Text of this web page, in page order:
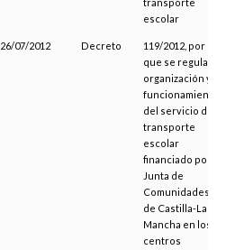
transporte
escolar
26/07/2012 Decreto
119/2012, por el
que se regula la
organización y
funcionamiento
del servicio de
transporte
escolar
financiado por la
Junta de
Comunidades
de Castilla-La
Mancha en los
centros